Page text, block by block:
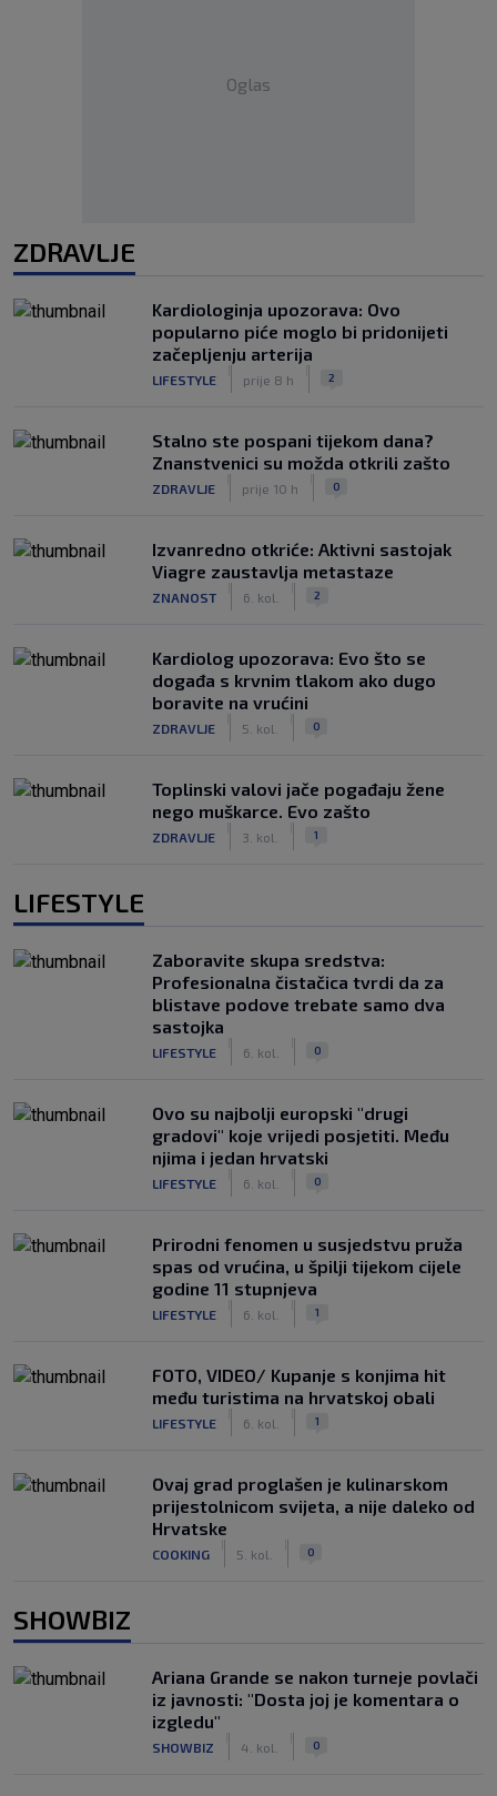
Oglas
ZDRAVLJE
Kardiologinja upozorava: Ovo
popularno piće moglo bi pridonijeti
začepljenju arterija
LIFESTYLE prije 8 h 2
Stalno ste pospani tijekom dana?
Znanstvenici su možda otkrili zašto
ZDRAVLJE prije 10 h 0
Izvanredno otkriće: Aktivni sastojak
Viagre zaustavlja metastaze
ZNANOST 6. kol. 2
Kardiolog upozorava: Evo što se
događa s krvnim tlakom ako dugo
boravite na vrućini
ZDRAVLJE 5. kol. 0
Toplinski valovi jače pogađaju žene
nego muškarce. Evo zašto
ZDRAVLJE 3. kol. 1
LIFESTYLE
Zaboravite skupa sredstva:
Profesionalna čistačica tvrdi da za
blistave podove trebate samo dva
sastojka
LIFESTYLE 6. kol. 0
Ovo su najbolji europski "drugi
gradovi" koje vrijedi posjetiti. Među
njima i jedan hrvatski
LIFESTYLE 6. kol. 0
Prirodni fenomen u susjedstvu pruža
spas od vrućina, u špilji tijekom cijele
godine 11 stupnjeva
LIFESTYLE 6. kol. 1
FOTO, VIDEO/ Kupanje s konjima hit
među turistima na hrvatskoj obali
LIFESTYLE 6. kol. 1
Ovaj grad proglašen je kulinarskom
prijestolnicom svijeta, a nije daleko od
Hrvatske
COOKING 5. kol. 0
SHOWBIZ
Ariana Grande se nakon turneje povlači
iz javnosti: "Dosta joj je komentara o
izgledu"
SHOWBIZ 4. kol. 0